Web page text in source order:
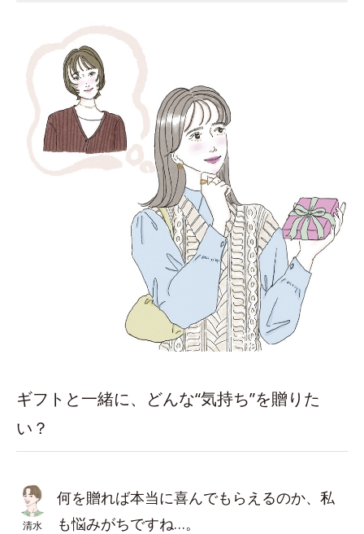
ギフトと一緒に、どんな“気持ち”を贈りた
い？
清水
何を贈れば本当に喜んでもらえるのか、私
も悩みがちですね…。